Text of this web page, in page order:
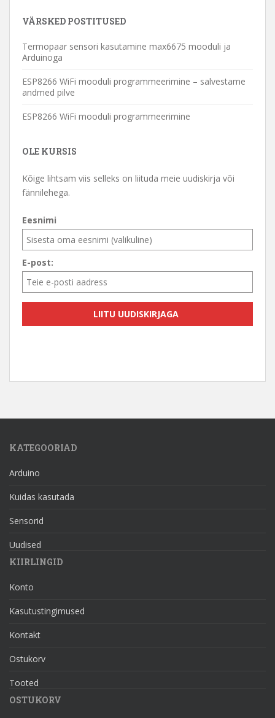
VÄRSKED POSTITUSED
Termopaar sensori kasutamine max6675 mooduli ja
Arduinoga
ESP8266 WiFi mooduli programmeerimine – salvestame
andmed pilve
ESP8266 WiFi mooduli programmeerimine
OLE KURSIS
Kõige lihtsam viis selleks on liituda meie uudiskirja või
fännilehega.
Eesnimi
E-post:
KATEGOORIAD
Arduino
Kuidas kasutada
Sensorid
Uudised
KIIRLINGID
Konto
Kasutustingimused
Kontakt
Ostukorv
Tooted
OSTUKORV